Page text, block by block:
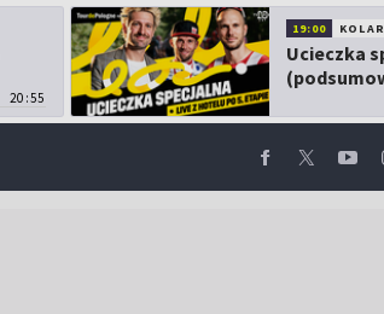
20:55
19:00
Ucieczka